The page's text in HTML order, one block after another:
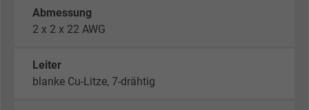
Abmessung
2 x 2 x 22 AWG
Leiter
blanke Cu-Litze, 7-drähtig